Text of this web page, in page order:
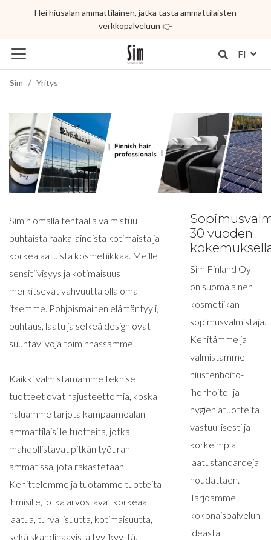
Hei hiusalan ammattilainen, jatka tästä ammattilaisten
verkkopalveluun 👉
FI
Sim Yritys
Simin omalla tehtaalla valmistuu
puhtaista raaka-aineista kotimaista ja
korkealaatuista kosmetiikkaa. Meille
sensitiivisyys ja kotimaisuus
merkitsevät vahvuutta olla oma
itsemme. Pohjoismainen elämäntyyli,
puhtaus, laatu ja selkeä design ovat
suuntaviivoja toiminnassamme.
Kaikki valmistamamme tekniset
tuotteet ovat hajusteettomia, koska
haluamme tarjota kampaamoalan
ammattilaisille tuotteita, jotka
mahdollistavat pitkän työuran
ammatissa, jota rakastetaan.
Kehittelemme ja tuotamme tuotteita
ihmisille, jotka arvostavat korkeaa
laatua, turvallisuutta, kotimaisuutta,
sekä skandinaavista tyylikyyttä.
30 vuoden
Sim Finland Oy
on suomalainen
kosmetiikan
sopimusvalmistaja.
Kehitämme ja
valmistamme
hiustenhoito-,
ihonhoito- ja
hygieniatuotteita
vastuullisesti ja
korkeimpia
laatustandardeja
noudattaen.
Tarjoamme
kokonaispalvelun
ideasta